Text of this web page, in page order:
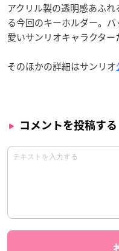
アクリル製の透明感あふ
る今回のキーホルダー。
愛いサンリオキャラクター
そのほかの詳細はサンリオ
コメントを投稿する